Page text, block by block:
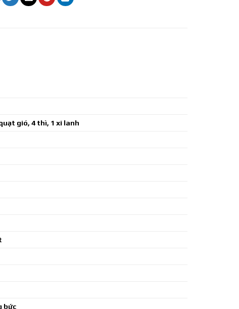
gió, 4 thì, 1 xi lanh
bức